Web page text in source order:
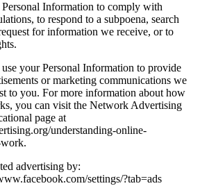
Personal Information to comply with
to respond to a subpoena, search
for information we receive, or to
your Personal Information to provide
or marketing communications we
to you. For more information about how
you can visit the Network Advertising
page at
understanding-online-
advertising by:
settings/?tab=ads